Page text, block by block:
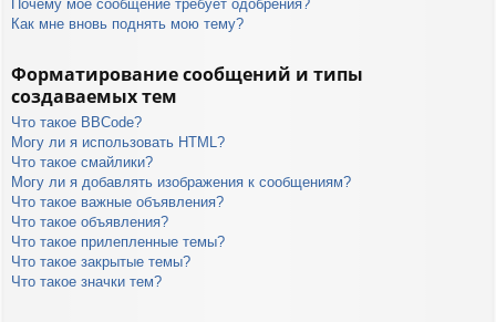
Почему моё сообщение требует одобрения?
Как мне вновь поднять мою тему?
Форматирование сообщений и типы
создаваемых тем
Что такое BBCode?
Могу ли я использовать HTML?
Что такое смайлики?
Могу ли я добавлять изображения к сообщениям?
Что такое важные объявления?
Что такое объявления?
Что такое прилепленные темы?
Что такое закрытые темы?
Что такое значки тем?